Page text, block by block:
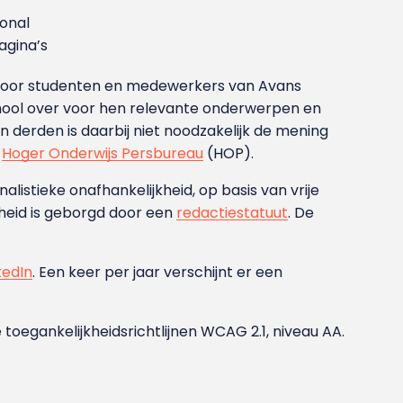
studenten en medewerkers van Avans
over voor hen relevante onderwerpen en
is daarbij niet noodzakelijk de mening
Hoger Onderwijs Persbureau (HOP).
onafhankelijkheid, op basis van vrije
is geborgd door een redactiestatuut. De
. Een keer per jaar verschijnt er een
WCAG 2.1, niveau AA.